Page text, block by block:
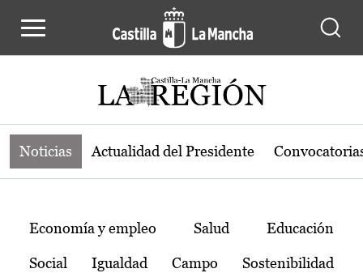
Noticias de la región de Castilla-La
Noticias Actualidad del Presidente
Temas
Economía y empleo Salud Educación
Social Igualdad Campo Sostenibilidad